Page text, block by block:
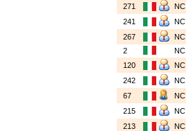
271
NC
241
NC
267
NC
2
NC
120
NC
242
NC
67
NC
215
NC
213
NC